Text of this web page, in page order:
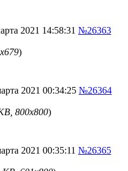
2021 14:58:31 №26363
)
2021 00:34:25 №26364
800x800)
2021 00:35:11 №26365